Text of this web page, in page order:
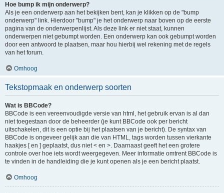
Hoe bump ik mijn onderwerp?
Als je een onderwerp aan het bekijken bent, kan je klikken op de "bump
onderwerp" link. Hierdoor "bump" je het onderwerp naar boven op de eerste
pagina van de onderwerpenlijst. Als deze link er niet staat, kunnen
onderwerpen niet gebumpt worden. Een onderwerp kan ook gebumpt worden
door een antwoord te plaatsen, maar hou hierbij wel rekening met de regels
van het forum.
Omhoog
Tekstopmaak en onderwerp soorten
Wat is BBCode?
BBCode is een vereenvoudigde versie van html, het gebruik ervan is al dan
niet toegestaan door de beheerder (je kunt BBCode ook per bericht
uitschakelen, dit is een optie bij het plaatsen van je bericht). De syntax van
BBCode is ongeveer gelijk aan die van HTML, tags worden tussen vierkante
haakjes [ en ] geplaatst, dus niet < en >. Daarnaast geeft het een grotere
controle over hoe iets wordt weergegeven. Meer informatie omtrent BBCode is
te vinden in de handleiding die je kunt openen als je een bericht plaatst.
Omhoog